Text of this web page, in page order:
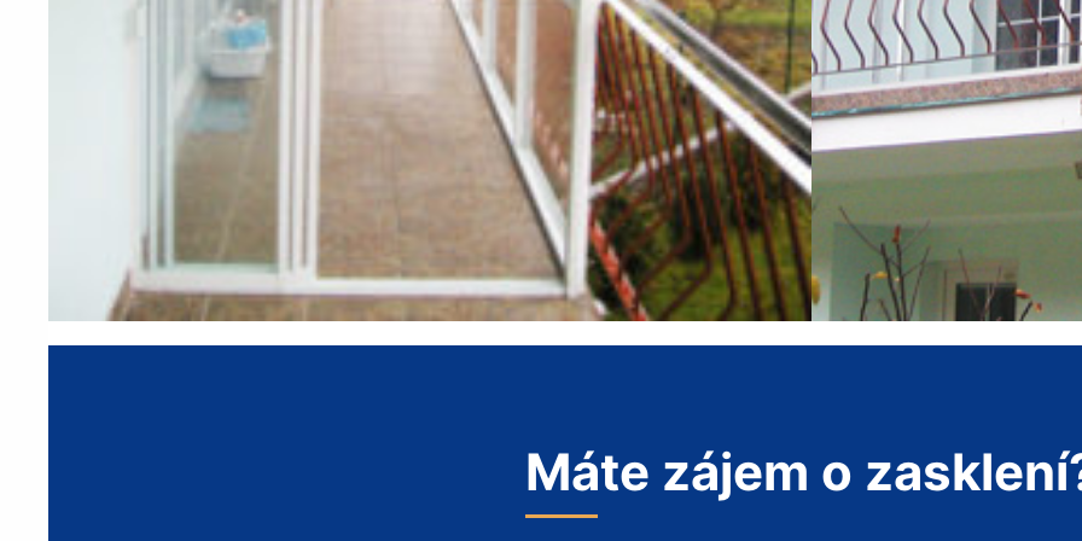
Máte zájem o